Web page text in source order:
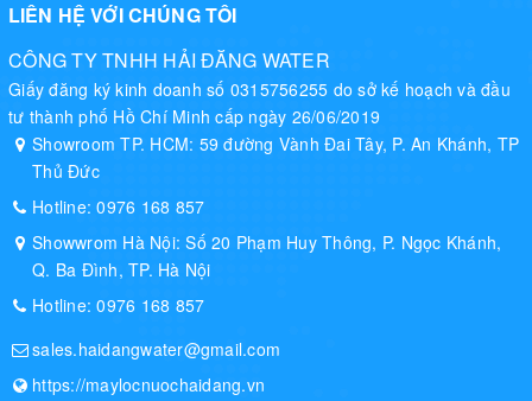
Trang bị khay chứa nước tràn lớn
Máy nước nóng lạnh MK7-1B trang bị khay chứa nước tràn có
kích thước lớn. Thiết kế này cũng nhận được sự đánh giá cao
từ nhiều khách hàng. Với thiết kế này bạn có thể thoải mái để
mọi loại ly cốc.
Công tắc nóng / lạnh riêng biệt
Hai vòi nóng lạnh cũng được bố trí độc lập giúp quá trình sử
dụng an toàn và tiện lợi.
Đèn báo
LIÊN HỆ VỚI CHÚNG TÔI
CÔNG TY TNHH HẢI ĐĂNG WATER
Giấy đăng ký kinh doanh số 0315756255 do sở kế hoạch và đầu
tư thành phố Hồ Chí Minh cấp ngày 26/06/2019
Showroom TP. HCM: 59 đường Vành Đai Tây, P. An Khánh, TP
Thủ Đức
Hotline:0976 168 857
Showwrom Hà Nội: Số 20 Phạm Huy Thông, P. Ngọc Khánh,
Q. Ba Đình, TP. Hà Nội
Hotline:0976 168 857
sales.haidangwater@gmail.com
https://maylocnuochaidang.vn